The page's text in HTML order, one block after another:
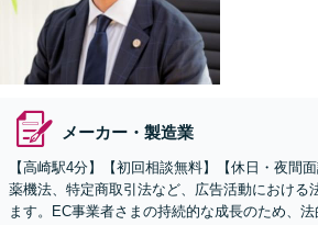
メーカー・製造業
【高崎駅4分】【初回相談無料】【休日・夜間
薬機法、特定商取引法など、広告活動における
ます。EC事業者さまの持続的な成長のため、